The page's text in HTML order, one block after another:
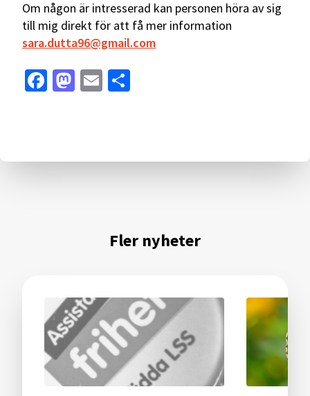
Om någon är intresserad kan personen höra av sig
till mig direkt för att få mer information
sara.dutta96@gmail.com
Facebook
Mastodon
Email
Fler nyheter